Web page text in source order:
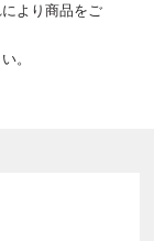
より商品をご
。